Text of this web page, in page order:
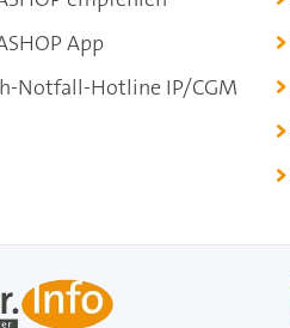
App
Notfall-Hotline IP/CGM